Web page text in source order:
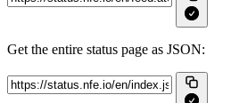
Get the entire status page as JSON: